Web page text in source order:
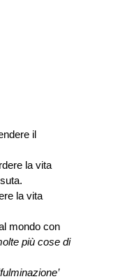
il
la vita
la vita
mondo con
più cose di